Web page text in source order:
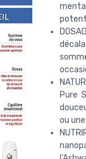
Pure
ou